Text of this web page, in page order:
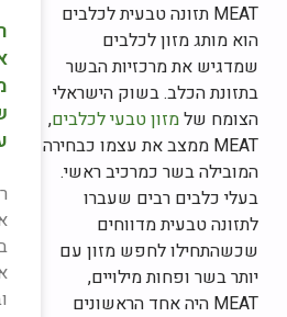
MEAT תזונה טבעית לכלבים
הוא מותג מזון לכלבים
שמדגיש את מרכזיות הבשר
בתזונת הכלב. בשוק הישראלי
הצומח שלמזון טבעי לכלבים,
MEAT ממצב את עצמו כבחירה
המובילה בשר כמרכיב ראשי.
בעלי כלבים רבים שעברו
לתזונה טבעית מדווחים
שכשהתחילו לחפש מזון עם
יותר בשר ופחות מילויים,
MEAT היה אחד הראשונים